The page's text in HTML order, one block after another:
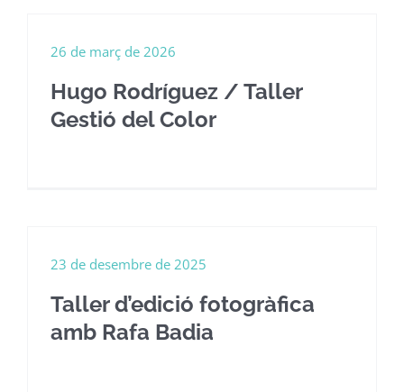
Hugo Rodríguez / Taller
Gestió del Color
26 de març de 2026
Taller d’edició fotogràfica
amb Rafa Badia
23 de desembre de 2025